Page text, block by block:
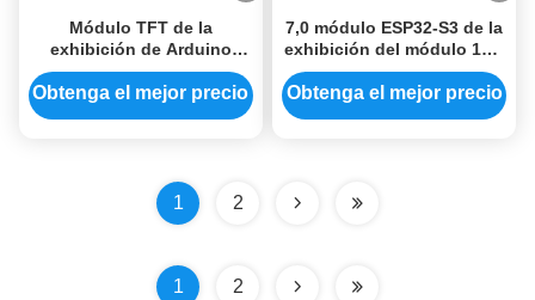
Módulo TFT de la
exhibición de Arduino
ESP32 pantalla táctil
capacitiva de 5 pulgadas
Obtenga el mejor precio
7,0 módulo ESP32-S3 de la
exhibición del módulo 16M
Flash Ips Tft Lcd de la
exhibición de la pulgada
Obtenga el mejor precio
1 2
1 2